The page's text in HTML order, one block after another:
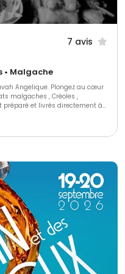
7 avis
• Malgache
Plongez au cœur
malgaches , Créoles ,
préparé et livrés directement à
festive, les entreprises entre
nos fêtes de mariages , nos
km pour un festin prêt à